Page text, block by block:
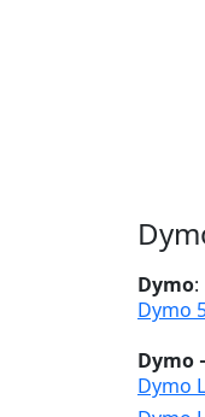
Dymo:
Dymo
Dymo
Dymo